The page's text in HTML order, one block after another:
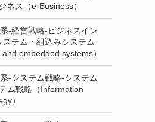
ネス（e-Business）
-経営戦略-ビジネスイン
ステム・組込みシステム
and embedded systems）
-システム戦略-システム
ム戦略（Information
）